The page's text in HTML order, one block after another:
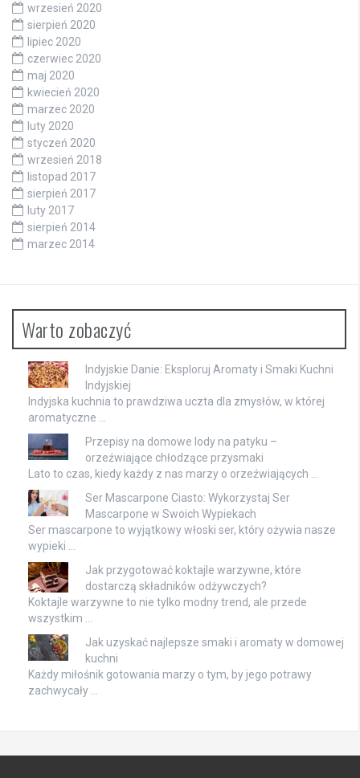
wrzesień 2020
sierpień 2020
lipiec 2020
czerwiec 2020
maj 2020
kwiecień 2020
marzec 2020
luty 2020
styczeń 2020
wrzesień 2018
listopad 2017
sierpień 2017
luty 2017
sierpień 2014
marzec 2014
Warto zobaczyć
Indyjskie Danie: Eksploruj Aromaty i Smaki Kuchni
Indyjskiej
Indyjska kuchnia to prawdziwa uczta dla zmysłów, w której
aromatyczne …
Przepisy na domowe lody na patyku –
orzeźwiające chłodzące przysmaki
Lato to czas, kiedy każdy z nas marzy o orzeźwiających …
Ser Mascarpone Ciasto: Wykorzystaj Ser
Mascarpone w Swoich Wypiekach
Ser mascarpone to wyjątkowy włoski ser, który ożywia nasze
wypieki …
Jak przygotować koktajle warzywne, które
dostarczą składników odżywczych?
Koktajle warzywne to nie tylko modny trend, ale przede
wszystkim …
Jak uzyskać najlepsze smaki i aromaty w domowej
kuchni
Każdy miłośnik gotowania marzy o tym, by jego potrawy
zachwycały …